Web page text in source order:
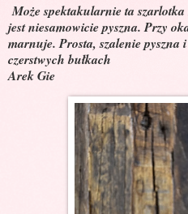
Może spektakularnie ta
jest niesamowicie pyszna. Przy
marnuje. Prosta, szalenie
czerstwych bułkach
Arek Gie